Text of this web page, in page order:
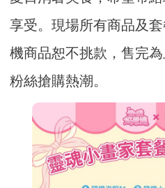
享受。現場所有商品及
機商品恕不挑款，售完
粉絲搶購熱潮。